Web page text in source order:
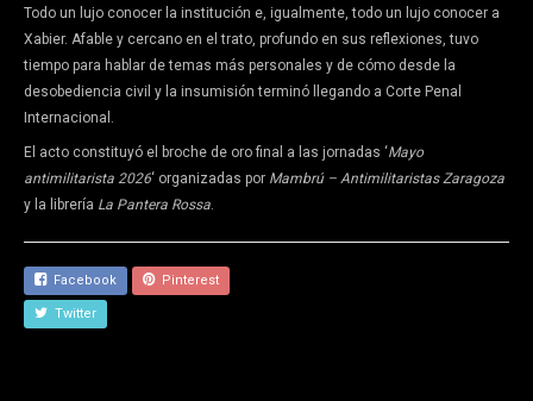
Todo un lujo conocer la institución e, igualmente, todo un lujo conocer a
Xabier. Afable y cercano en el trato, profundo en sus reflexiones, tuvo
tiempo para hablar de temas más personales y de cómo desde la
desobediencia civil y la insumisión terminó llegando a Corte Penal
Internacional.
El acto constituyó el broche de oro final a las jornadas ‘Mayo
antimilitarista 2026‘ organizadas por Mambrú – Antimilitaristas Zaragoza
y la librería La Pantera Rossa
Facebook Pinterest
Twitter